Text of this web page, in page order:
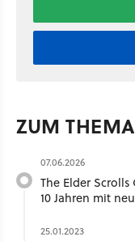
ZUM THEMA
07.06.2026
The Elder
10 Jahren mit
25.01.2023